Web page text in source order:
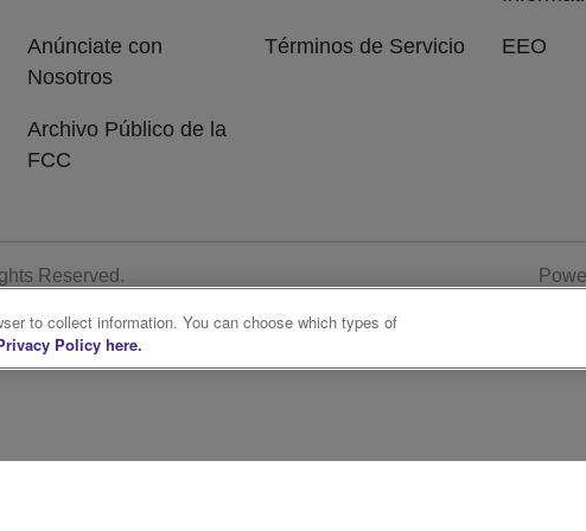
Anúnciate con
Nosotros
Términos de Servicio EEO
Archivo Público de la
FCC
Reserved.
to collect information. You can choose which types of
Policy here.